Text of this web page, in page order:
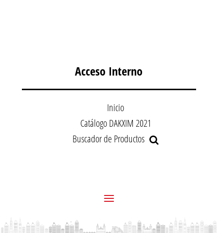
Acceso Interno
Inicio
Catálogo DAKXIM 2021
Buscador de Productos